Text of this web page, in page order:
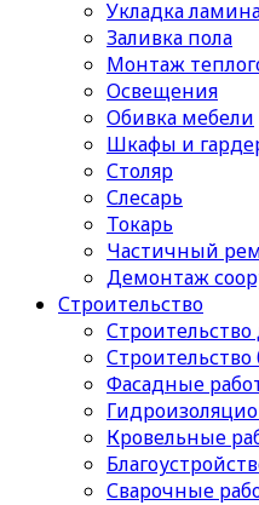
Укладка
Заливка пола
Монтаж
Освещения
Обивка мебели
Шкафы и
Столяр
Слесарь
Токарь
Частичный
Демонтаж
Строительство
Строительство
Фасадные
Кровельные
Сварочные